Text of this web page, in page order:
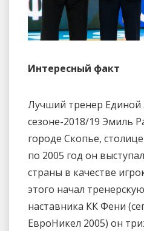
Интересный факт
Лучший тренер Единой
сезоне-2018/19 Эмиль
городе Скопье,
по 2005 год он
страны в качестве
этого начал
наставника КК Фени
ЕвроНикел 2005) он